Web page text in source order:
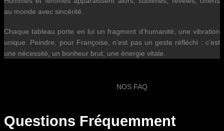
au monde avec sincérité.
Chaque tableau porte en lui un fragment d’humanité, une vibration
unique. Peindre, pour Françoise, n’est pas un geste réfléchi : c’est
une nécessité, un bonheur brut, une énergie vitale.
NOS FAQ
Questions Fréquemment